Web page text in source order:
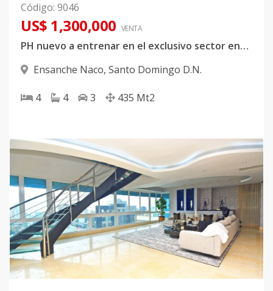
Código: 9046
US$ 1,300,000 VENTA
PH nuevo a entrenar en el exclusivo sector ensanche Naco
Ensanche Naco, Santo Domingo D.N.
4 4 3 435 Mt2